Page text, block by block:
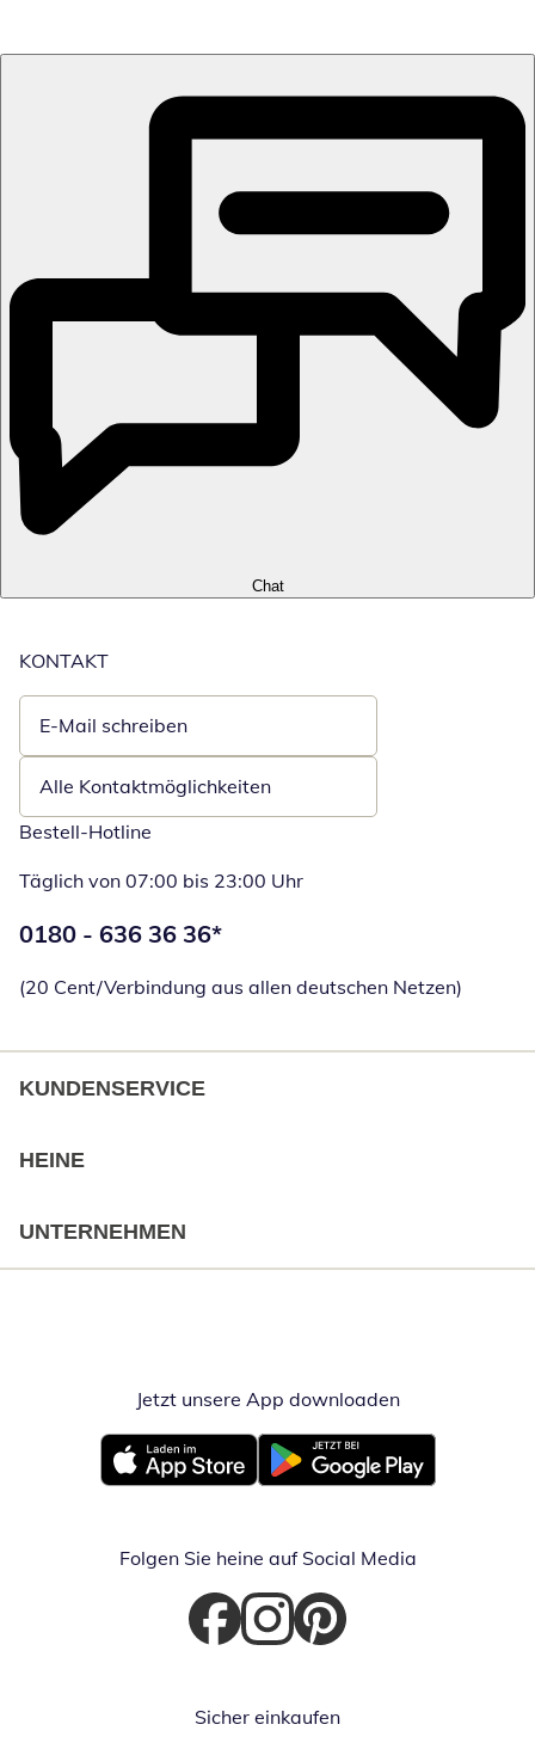
Chat
KONTAKT
E-Mail schreiben
Öffnet E-Mail-Client
Alle Kontaktmöglichkeiten
Bestell-Hotline
Täglich von 07:00 bis 23:00 Uhr
Telefonnummer:
0180 - 636 36 36*
(20 Cent/Verbindung aus allen deutschen Netzen)
KUNDENSERVICE
HEINE
UNTERNEHMEN
Jetzt unsere App downloadenÖffnet in
Öffnet in neuem FensterÖffnet in neuem Fenster
Folgen Sie heine auf Social Media
Öffnet in neuem Fenster
Öffnet in neuem Fenster
Öffnet in neuem Fenster
Sicher einkaufen